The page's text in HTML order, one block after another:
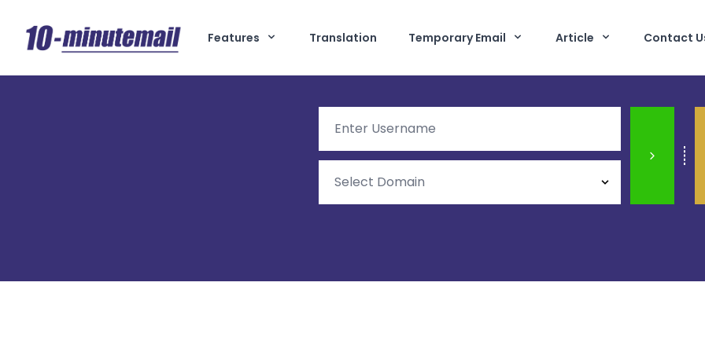
Features Translation Temporary Email Article Contact